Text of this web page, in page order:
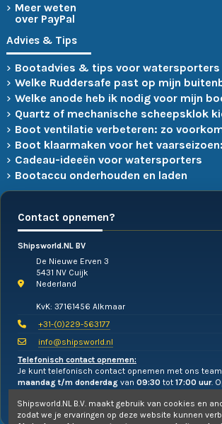
Meer weten
over PayPal
Advies & Tips
Bootadvies & tips voor watersporters
Welke Ruddersafe past op mijn
Welke anode heb ik nodig voor mijn
Quartz of mechanische scheepsklok
Boot ventilatie verbeteren: zo
Boot klaarmaken voor het
Cadeau-ideeën voor watersporters
Bootaccu onderhouden en laden
Contact opnemen?
Shipsworld.NL BV
De Nieuwe Erven 3
5431 NV Cuijk
Nederland
KvK: 37161456 Alkmaar
+31-(0)229-563177
info@shipsworld.nl
Telefonisch contact opnemen:
Je kunt telefonisch contact opnemen met ons
maandag t/m donderdag van 09:30 tot 17:00 uur.
Shipsworld.NL B.V. maakt gebruik van cookies en
zodat we je ervaringen op deze website kunnen